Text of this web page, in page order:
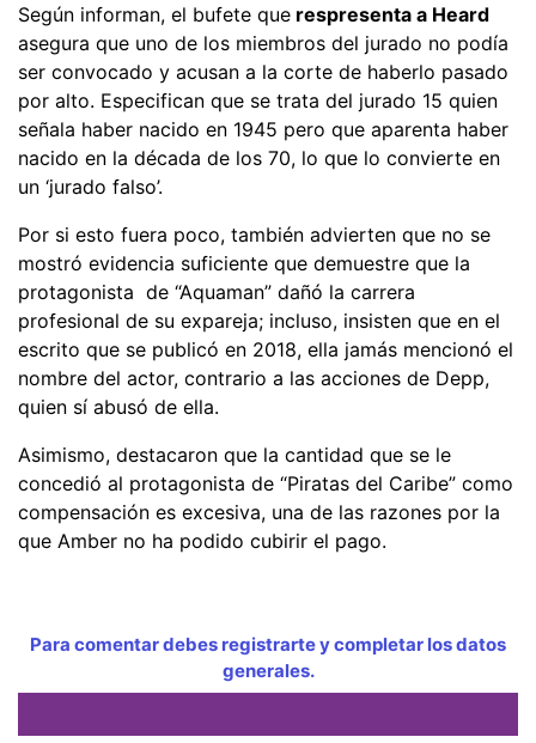
Según informan, el bufete que respresenta a Heard
asegura que uno de los miembros del jurado no podía
ser convocado y acusan a la corte de haberlo pasado
por alto. Especifican que se trata del jurado 15 quien
señala haber nacido en 1945 pero que aparenta haber
nacido en la década de los 70, lo que lo convierte en
un ‘jurado falso’.
Por si esto fuera poco, también advierten que no se
mostró evidencia suficiente que demuestre que la
protagonista de “Aquaman” dañó la carrera
profesional de su expareja; incluso, insisten que en el
escrito que se publicó en 2018, ella jamás mencionó el
nombre del actor, contrario a las acciones de Depp,
quien sí abusó de ella.
Asimismo, destacaron que la cantidad que se le
concedió al protagonista de “Piratas del Caribe” como
compensación es excesiva, una de las razones por la
que Amber no ha podido cubirir el pago.
Para comentar debes registrarte y completar los datos
generales.